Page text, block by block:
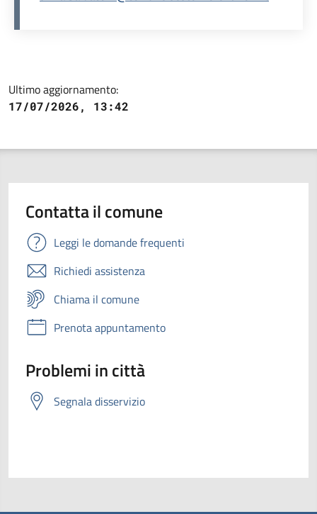
Ultimo aggiornamento:
17/07/2026, 13:42
Contatta il comune
Leggi le domande frequenti
Richiedi assistenza
Chiama il comune
Prenota appuntamento
Problemi in città
Segnala disservizio